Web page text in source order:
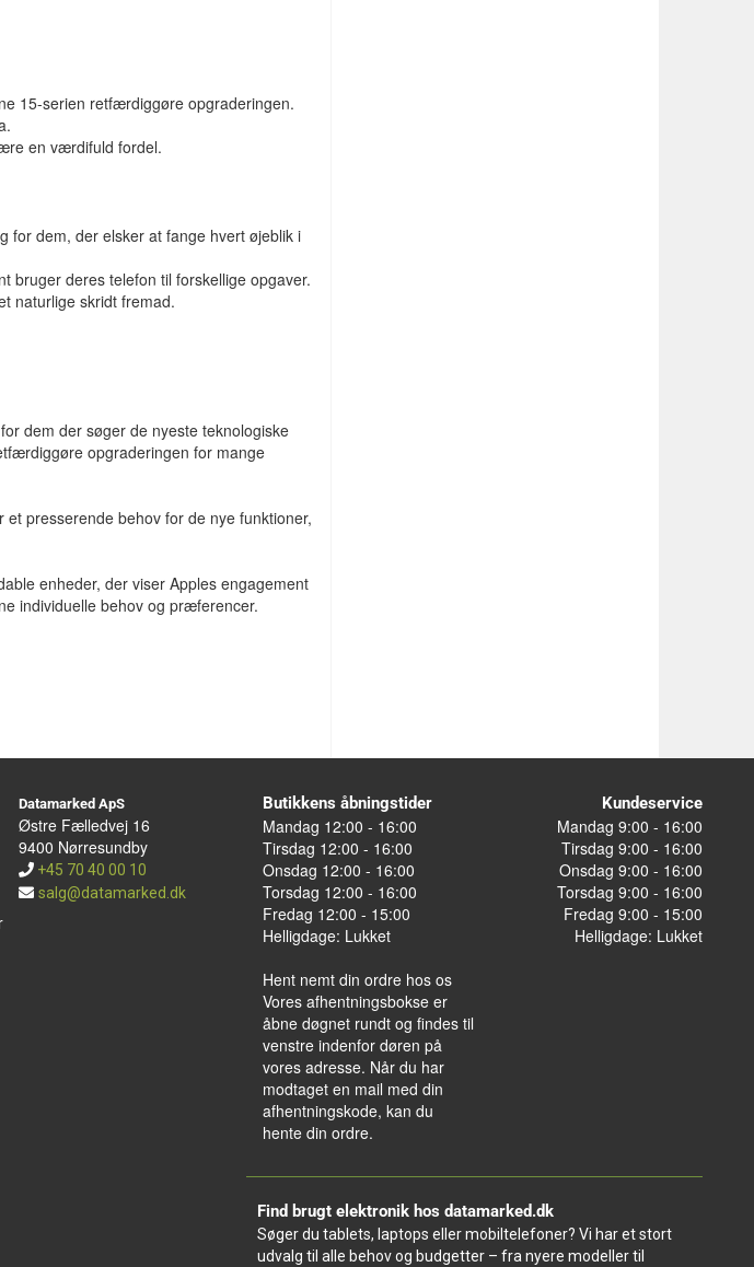
15-serien retfærdiggøre opgraderingen.
en værdifuld fordel.
for dem, der elsker at fange hvert øjeblik i
bruger deres telefon til forskellige opgaver.
naturlige skridt fremad.
dem der søger de nyeste teknologiske
opgraderingen for mange
presserende behov for de nye funktioner,
enheder, der viser Apples engagement
individuelle behov og præferencer.
Datamarked ApS
Østre Fælledvej 16
9400 Nørresundby
+45 70 40 00 10
salg@datamarked.dk
Butikkens åbningstider
Mandag 12:00 - 16:00
Tirsdag 12:00 - 16:00
Onsdag 12:00 - 16:00
Torsdag 12:00 - 16:00
Fredag 12:00 - 15:00
Helligdage: Lukket
Hent nemt din ordre hos os
Vores afhentningsbokse er
åbne døgnet rundt og findes til
venstre indenfor døren på
vores adresse. Når du har
modtaget en mail med din
afhentningskode, kan du
hente din ordre.
Kundeservice
Mandag 9:00 - 16:00
Tirsdag 9:00 - 16:00
Onsdag 9:00 - 16:00
Torsdag 9:00 - 16:00
Fredag 9:00 - 15:00
Helligdage: Lukket
Find brugt elektronik hos datamarked.dk
Søger du tablets, laptops eller mobiltelefoner? Vi har et stort
udvalg til alle behov og budgetter – fra nyere modeller til